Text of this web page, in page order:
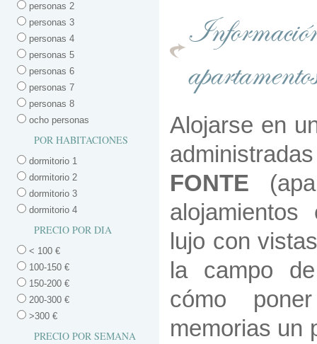
personas 2
personas 3
personas 4
personas 5
personas 6
personas 7
personas 8
ocho personas
POR HABITACIONES
dormitorio 1
dormitorio 2
dormitorio 3
dormitorio 4
PRECIO POR DIA
< 100 €
100-150 €
150-200 €
200-300 €
>300 €
PRECIO POR SEMANA
Alojarse en
FONTE
lujo con
la campo
cómo
memorias un